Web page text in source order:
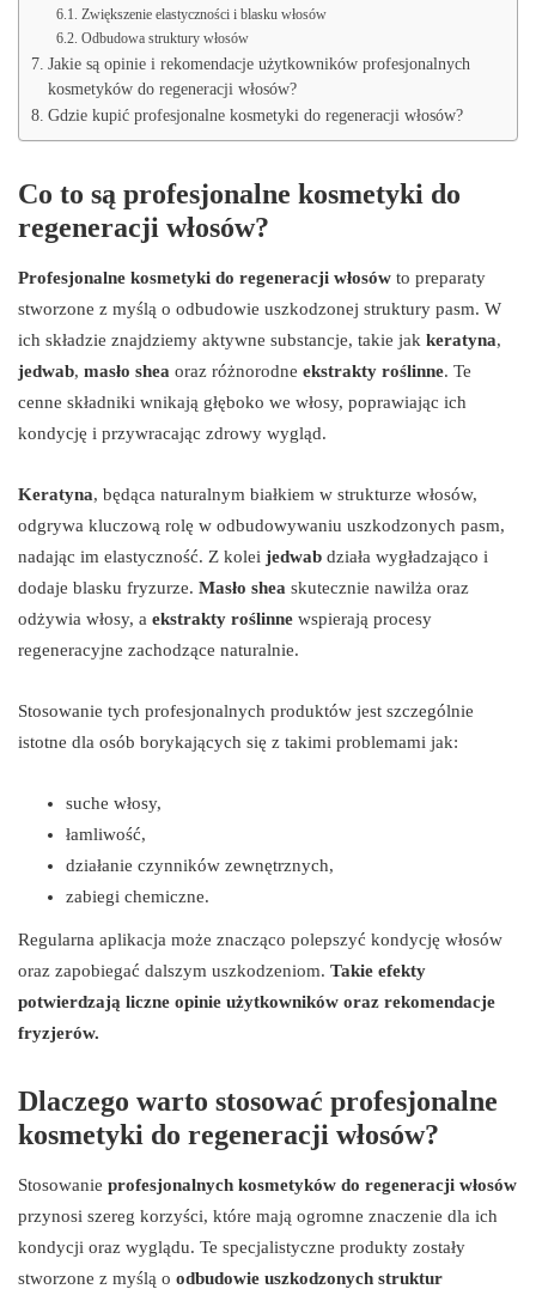
Zwiększenie elastyczności i blasku włosów
Odbudowa struktury włosów
Jakie są opinie i rekomendacje użytkowników profesjonalnych
kosmetyków do regeneracji włosów?
Gdzie kupić profesjonalne kosmetyki do regeneracji włosów?
Co to są profesjonalne kosmetyki do
regeneracji włosów?
Profesjonalne kosmetyki do regeneracji włosów to preparaty
stworzone z myślą o odbudowie uszkodzonej struktury pasm. W
ich składzie znajdziemy aktywne substancje, takie jak keratyna,
jedwab, masło shea oraz różnorodne ekstrakty roślinne. Te
cenne składniki wnikają głęboko we włosy, poprawiając ich
kondycję i przywracając zdrowy wygląd.
Keratyna, będąca naturalnym białkiem w strukturze włosów,
odgrywa kluczową rolę w odbudowywaniu uszkodzonych pasm,
nadając im elastyczność. Z kolei jedwab działa wygładzająco i
dodaje blasku fryzurze. Masło shea skutecznie nawilża oraz
odżywia włosy, a ekstrakty roślinne wspierają procesy
regeneracyjne zachodzące naturalnie.
Stosowanie tych profesjonalnych produktów jest szczególnie
istotne dla osób borykających się z takimi problemami jak:
suche włosy,
łamliwość,
działanie czynników zewnętrznych,
zabiegi chemiczne.
Regularna aplikacja może znacząco polepszyć kondycję włosów
oraz zapobiegać dalszym uszkodzeniom. Takie efekty
potwierdzają liczne opinie użytkowników oraz rekomendacje
fryzjerów.
Dlaczego warto stosować profesjonalne
kosmetyki do regeneracji włosów?
Stosowanie profesjonalnych kosmetyków do regeneracji włosów
przynosi szereg korzyści, które mają ogromne znaczenie dla ich
kondycji oraz wyglądu. Te specjalistyczne produkty zostały
stworzone z myślą o odbudowie uszkodzonych struktur